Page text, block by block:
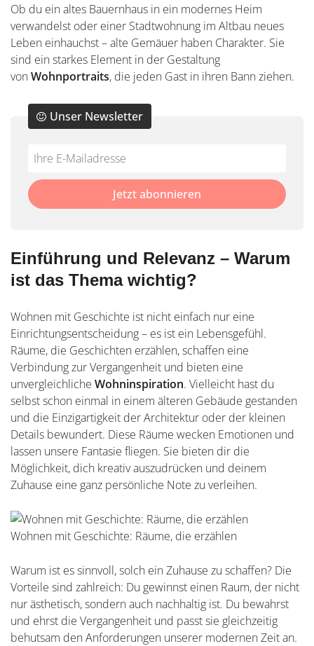
Ob du ein altes Bauernhaus in ein modernes Heim
verwandelst oder einer Stadtwohnung im Altbau neues
Leben einhauchst – alte Gemäuer haben Charakter. Sie
sind ein starkes Element in der Gestaltung
vonWohnportraits, die jeden Gast in ihren Bann ziehen.
Do
fill
this
Unser Newsletter
*Ihre
Mailadresse:
Jetzt abonnieren
Einführung und Relevanz – Warum
ist das Thema wichtig?
Wohnen mit Geschichte ist nicht einfach nur eine
Einrichtungsentscheidung – es ist ein Lebensgefühl.
Räume, die Geschichten erzählen, schaffen eine
Verbindung zur Vergangenheit und bieten eine
unvergleichliche Wohninspiration. Vielleicht hast du
selbst schon einmal in einem älteren Gebäude gestanden
und die Einzigartigkeit der Architektur oder der kleinen
Details bewundert. Diese Räume wecken Emotionen und
lassen unsere Fantasie fliegen. Sie bieten dir die
Möglichkeit, dich kreativ auszudrücken und deinem
Zuhause eine ganz persönliche Note zu verleihen.
Wohnen mit Geschichte: Räume, die erzählen
Warum ist es sinnvoll, solch ein Zuhause zu schaffen? Die
Vorteile sind zahlreich: Du gewinnst einen Raum, der nicht
nur ästhetisch, sondern auch nachhaltig ist. Du bewahrst
und ehrst die Vergangenheit und passt sie gleichzeitig
behutsam den Anforderungen unserer modernen Zeit an.